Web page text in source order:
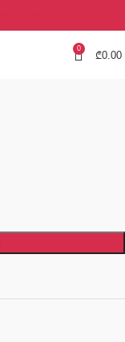
0
₾0.00